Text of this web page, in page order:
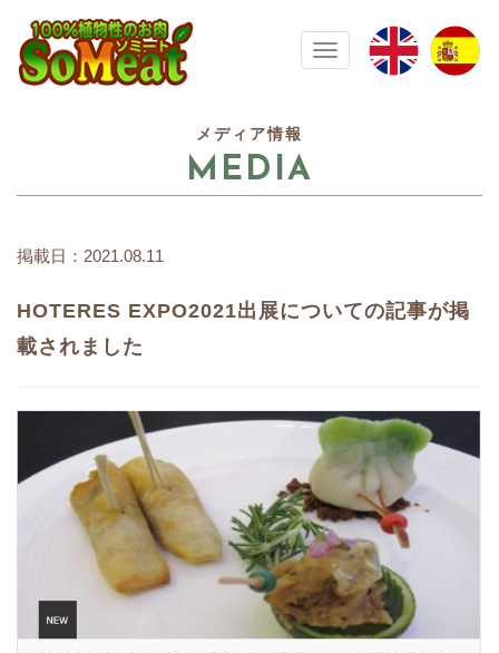
Toggle navigation
100%植物性の大豆ミート ソミ
メディア情報
MEDIA
掲載日：2021.08.11
HOTERES EXPO2021出展についての記事が掲
載されました